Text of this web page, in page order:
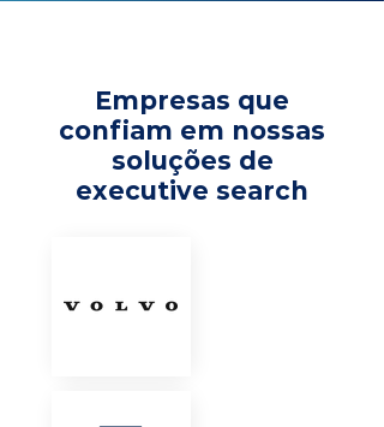
Empresas que
confiam em nossas
soluções de
executive search